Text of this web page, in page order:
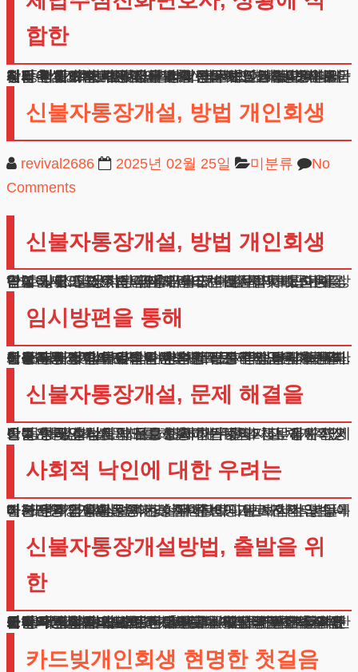
합한
체납추심전화변호사 상황에 가장 적합한 해결방안을 찾기 위해서는 구체적인 법률 상담이 필요합니다. 부담 갖지 마시고 연락 주시면 성심성의껏 도와드리겠습니다.
현재 겪고 계신 어려움을 함께 해결해 나가는 것이 저희의 책임이자 사명입니다.
상담은 귀하의 시간대에 맞춰 편하게 진행해 드리며, 직접 방문이 어려운 경우 비대면으로도 가능합니다.
체납추심전화로 인한 스트레스에서 벗어나 평온한 일상을 되찾으실 수 있도록 저희 법무법인 테헤란이 끝까지 동행하겠습니다. 지금 발걸음을 내딛는 것이 새로운 시작이 될 수 있습니다.
신불자통장개설, 방법 개인회생
revival2686 2025년 02월 25일 미분류
No
Comments
신불자통장개설, 방법 개인회생
안녕하세요. 법무법인 테헤란의 변호사입니다. 어제 상담실을 찾아오신 의뢰인께서 이런 질문을 하셨습니다. “변호사님, 금융기관 대출금을 제때 갚지 못해 신용등급이 많이 떨어졌습니다.
연체 기록도 있어서 급여계좌조차 개설하지 못하는 상황입니다. 현재 직장에서도 월급 수령 문제로 곤란을 겪고 있고, 일상적인 금융거래도 어려워 막막합니다. ”
임시방편을 통해
이러한 재정적 어려움은 단순한 금전 문제를 넘어 심리적 스트레스까지 유발하는 복합적인 문제입니다. 특히 금융거래 제한으로 인한 상황은 정상적인 경제활동 자체를 어렵게 만들어 악순환의 고리를 형성하게 됩니다.
신불자통장개설 먼저 임시방편으로 지역 금융기관을 활용하는 방법이 있습니다.
상호금융권이나 지역 은행의 경우 본지점 독립채산제로 운영되어 압류 위험이 상대적으로 적습니다. 하지만 이는 일시적인 해결책일 뿐, 채무 문제의 근본적 해결이 되지는 못합니다.
신불자통장개설, 문제 해결을
신불자통장개설 문제를 해결하기 위한 가장 체계적인 방법은 개인회생 제도를 활용하는 것입니다. 개인회생을 신청하면 법원의 보호 아래 채무를 조정받을 수 있으며, 채권추심도 법적으로 제한됩니다.
이를 통해 정상적인 금융생활이 가능해지고, 정해진 기간 동안 성실하게 채무를 변제하면 잔여 채무까지 면제받을 수 있습니다.
사회적 낙인에 대한 우려는
신불자통장개설 은행거래 제한으로 고민하시는 분들이 개인회생을 망설이는 이유 중 하나는 사회적 낙인에 대한 우려입니다.
하지만 개인회생 절차는 철저히 비공개로 진행되며, 특별한 경우가 아니면 직장이나 주변에 알려지지 않습니다. 또한 개인회생 중에도 주택청약이나 보험가입 등 기본적인 금융활동은 가능합니다.
신불자통장개설방법, 출발을 위
한
금융거래 제한으로 인한 어려움을 겪고 계신 분들께 한 가지 더 말씀드리고 싶은 것은, 이 과정이 결코 실패가 아니라는 점입니다.
오히려 책임감 있게 문제를 해결하고자 하는 적극적인 노력의 시작이며, 새로운 출발을 위한 발판이 될 수 있습니다.
신불자통장개설방법 더 자세한 내용이 궁금하시거나 개인회생 절차에 대해 상담받고 싶으신 분들은 언제든 연락 주시기 바랍니다.
귀하의 상황을 면밀히 검토한 후, 가장 적합한 해결방안을 제시해드리도록 하겠습니다. 지금의 어려움은 반드시 극복할 수 있습니다. 재정적 어려움은 법적 절차를 통해 해결될 수 있으며, 새로운 시작을 위한 첫걸음이 될 것입니다.
카드빚개인회생 현명한 첫걸음